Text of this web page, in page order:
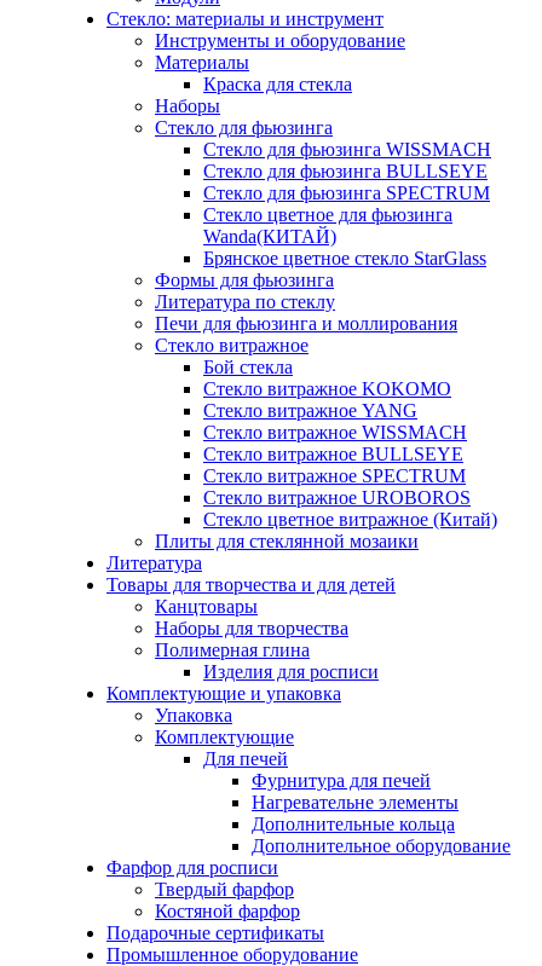
Стекло: материалы и инструмент
Инструменты и оборудование
Материалы
Краска для стекла
Наборы
Стекло для фьюзинга
Стекло для фьюзинга WISSMACH
Стекло для фьюзинга BULLSEYE
Стекло для фьюзинга SPECTRUM
Стекло цветное для фьюзинга
Wanda(КИТАЙ)
Брянское цветное стекло StarGlass
Формы для фьюзинга
Литература по стеклу
Печи для фьюзинга и моллирования
Стекло витражное
Бой стекла
Стекло витражное KOKOMO
Стекло витражное YANG
Стекло витражное WISSMACH
Стекло витражное BULLSEYE
Стекло витражное SPECTRUM
Стекло витражное UROBOROS
Стекло цветное витражное (Китай)
Плиты для стеклянной мозаики
Литература
Товары для творчества и для детей
Канцтовары
Наборы для творчества
Полимерная глина
Изделия для росписи
Комплектующие и упаковка
Упаковка
Комплектующие
Для печей
Фурнитура для печей
Нагревательне элементы
Дополнительные кольца
Дополнительное оборудование
Фарфор для росписи
Твердый фарфор
Костяной фарфор
Подарочные сертификаты
Промышленное оборудование